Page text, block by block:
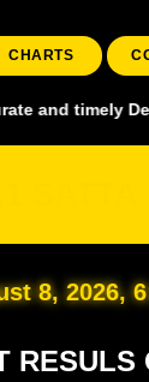
CHARTS
Delhi bazar
8, 2026,
RESULS